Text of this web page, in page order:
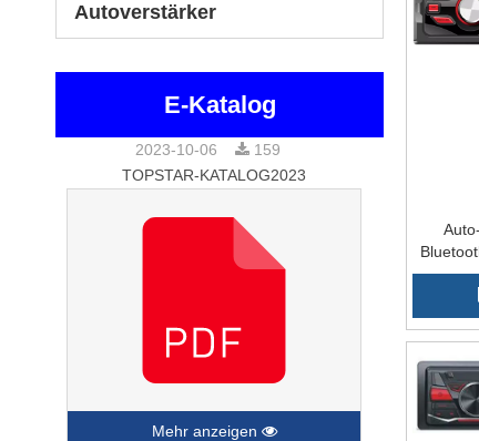
Autoverstärker
E-Katalog
2023-10-06
159
TOPSTAR-KATALOG2023
Mehr anzeigen